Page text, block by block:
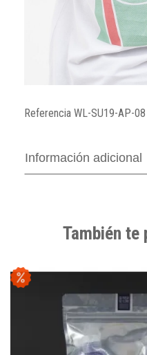
Referencia WL-SU19-AP-08
Información adicional
También te